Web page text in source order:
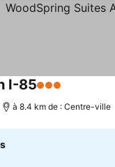
I-853 Étoiles
à 8.4 km de : Centre-ville